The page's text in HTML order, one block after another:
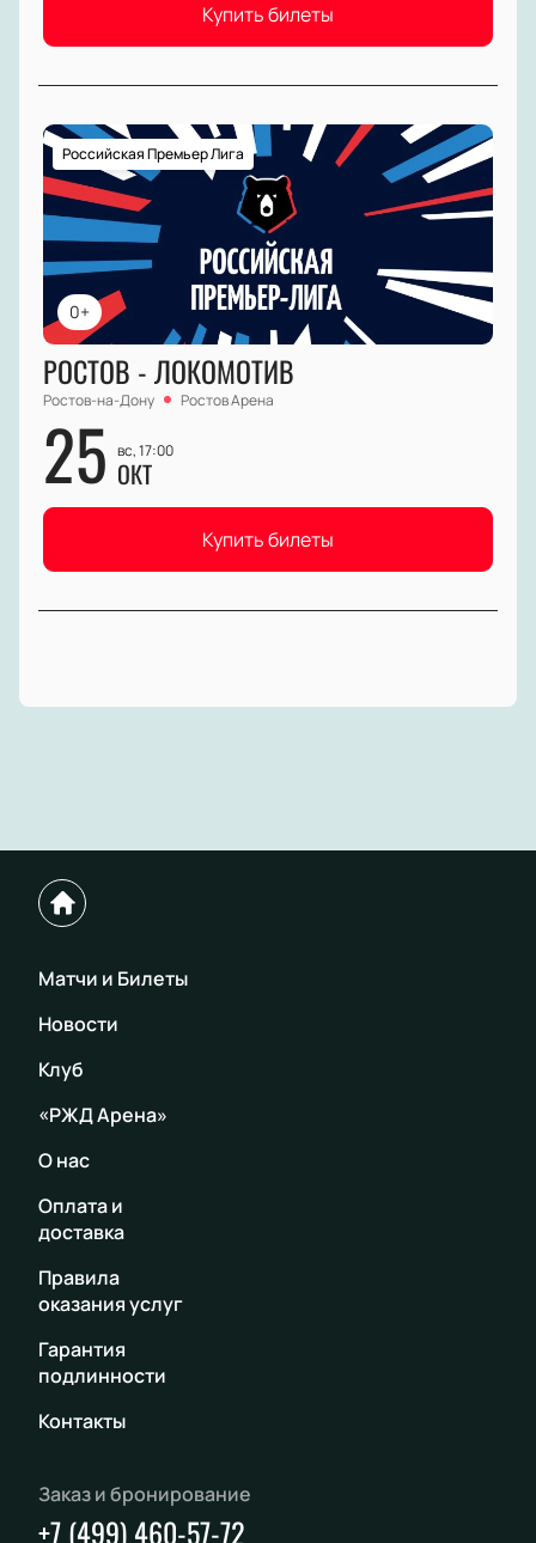
Купить билеты
0+
Российская Премьер Лига
РОСТОВ - ЛОКОМОТИВ
Ростов-на-Дону Ростов Арена
25 вс, 17:00
ОКТ
Купить билеты
Матчи и Билеты
Новости
Клуб
«РЖД Арена»
О нас
Оплата и
доставка
Правила
оказания услуг
Гарантия
подлинности
Контакты
Заказ и бронирование
+7 (499) 460-57-72